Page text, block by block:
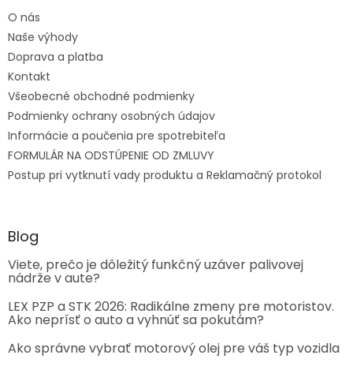
O nás
Naše výhody
Doprava a platba
Kontakt
Všeobecné obchodné podmienky
Podmienky ochrany osobných údajov
Informácie a poučenia pre spotrebiteľa
FORMULÁR NA ODSTÚPENIE OD ZMLUVY
Postup pri vytknutí vady produktu a Reklamačný protokol
Blog
Viete, prečo je dôležitý funkčný uzáver palivovej
nádrže v aute?
LEX PZP a STK 2026: Radikálne zmeny pre motoristov.
Ako neprísť o auto a vyhnúť sa pokutám?
Ako správne vybrať motorový olej pre váš typ vozidla